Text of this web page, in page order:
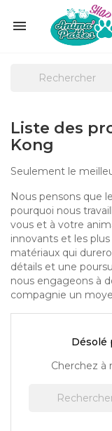

Liste des
Kong
Seulement le
Nous pensons que
pourquoi nous
vous et à votre
innovants et les
matériaux qui
détails et une
nous engageons à
compagnie un
Désolé
Cherchez à